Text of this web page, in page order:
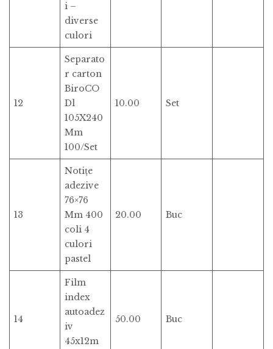
i –
diverse
culori
12
Separato
r carton
BiroCO
Dl
105X240
Mm
100/Set
10.00 Set
13
Notițe
adezive
76×76
Mm 400
coli 4
culori
pastel
20.00 Buc
14
Film
index
autoadez
iv
45x12m
50.00 Buc